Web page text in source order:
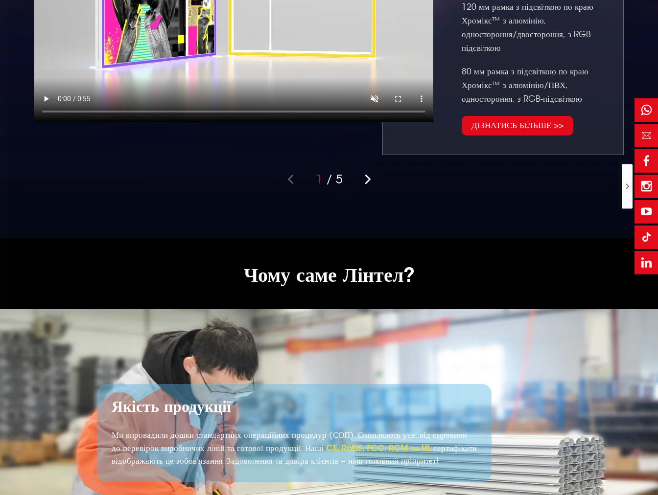
бренду. Може використовуватися як
самостійна конструкція, вигнута,
настінна, стельова, укладена в
стопку, а також у різноманітних
рішеннях для стендів на виставках та
вітрин роздрібних магазинів.
120 мм рамка з підсвіткою по краю
Хромікс™ з алюмінію,
одностороння/двостороння, з RGB-
підсвіткою
80 мм рамка з підсвіткою по краю
Хромікс™ з алюмінію/ПВХ,
одностороння, з RGB-підсвіткою
ДІЗНАТИСЬ БІЛЬШЕ >>
1 / 5
Чому саме Лінтел?
Якість продукції
Ми впровадили дошки стандартних операційних процедур (СОП). Охоплюють усе: від сировини
до перевірок виробничих ліній та готової продукції. НашіCE, RoHS, FCC, RCM та ULсертифікати
відображають це зобов'язання. Задоволення та довіра клієнтів – наш головний пріоритет!